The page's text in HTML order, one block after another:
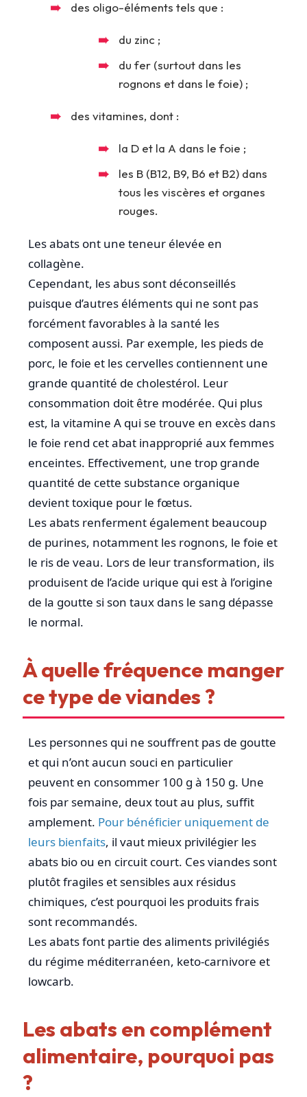
des oligo-éléments tels que :
du zinc ;
du fer (surtout dans les
rognons et dans le foie) ;
des vitamines, dont :
la D et la A dans le foie ;
les B (B12, B9, B6 et B2) dans
tous les viscères et organes
rouges.
Les abats ont une teneur élevée en
collagène.
Cependant, les abus sont déconseillés
puisque d’autres éléments qui ne sont pas
forcément favorables à la santé les
composent aussi. Par exemple, les pieds de
porc, le foie et les cervelles contiennent une
grande quantité de cholestérol. Leur
consommation doit être modérée. Qui plus
est, la vitamine A qui se trouve en excès dans
le foie rend cet abat inapproprié aux femmes
enceintes. Effectivement, une trop grande
quantité de cette substance organique
devient toxique pour le fœtus.
Les abats renferment également beaucoup
de purines, notamment les rognons, le foie et
le ris de veau. Lors de leur transformation, ils
produisent de l’acide urique qui est à l’origine
de la goutte si son taux dans le sang dépasse
le normal.
À quelle fréquence manger
ce type de viandes ?
Les personnes qui ne souffrent pas de goutte
et qui n’ont aucun souci en particulier
peuvent en consommer 100 g à 150 g. Une
fois par semaine, deux tout au plus, suffit
amplement. Pour bénéficier uniquement de
leurs bienfaits, il vaut mieux privilégier les
abats bio ou en circuit court. Ces viandes sont
plutôt fragiles et sensibles aux résidus
chimiques, c’est pourquoi les produits frais
sont recommandés.
Les abats font partie des aliments privilégiés
du régime méditerranéen, keto-carnivore et
lowcarb.
Les abats en complément
alimentaire, pourquoi pas
?